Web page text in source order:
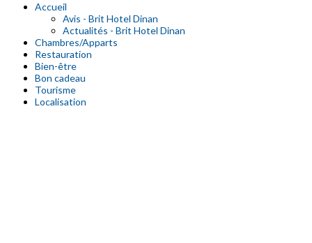
Accueil
Avis - Brit Hotel Dinan
Actualités - Brit Hotel Dinan
Chambres/Apparts
Restauration
Bien-être
Bon cadeau
Tourisme
Localisation